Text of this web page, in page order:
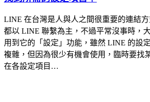
LINE 在台灣是人與人之間很重要的連結
都以 LINE 聯繫為主，不過平常沒事時，
用到它的「設定」功能，雖然 LINE 的設
複雜，但因為很少有機會使用，臨時要找
在各設定項目…